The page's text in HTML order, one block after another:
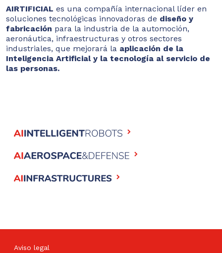
AIRTIFICIAL es una compañía internacional líder en
soluciones tecnológicas innovadoras de diseño y
fabricación para la industria de la automoción,
aeronáutica, infraestructuras y otros sectores
industriales, que mejorará la aplicación de la
Inteligencia Artificial y la tecnología al servicio de
las personas.
Aviso legal